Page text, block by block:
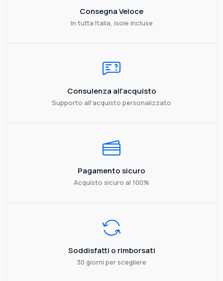
Consegna Veloce
In tutta Italia, isole incluse
Consulenza all'acquisto
Supporto all'acquisto personalizzato
Pagamento sicuro
Acquisto sicuro al 100%
Soddisfatti o rimborsati
30 giorni per scegliere